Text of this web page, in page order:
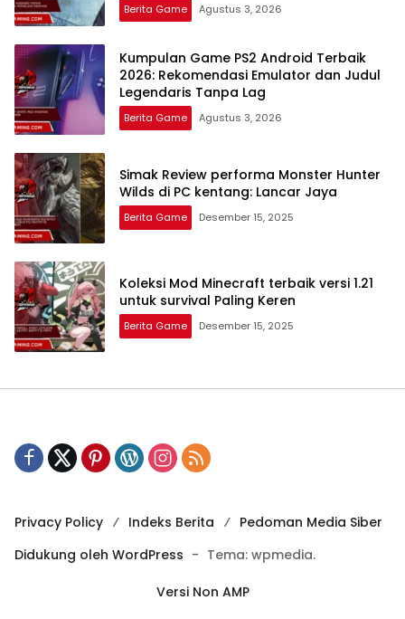
Berita Game Agustus 3, 2026
Kumpulan Game PS2 Android Terbaik
2026: Rekomendasi Emulator dan Judul
Legendaris Tanpa Lag
Berita Game Agustus 3, 2026
Simak Review performa Monster Hunter
Wilds di PC kentang: Lancar Jaya
Berita Game Desember 15, 2025
Koleksi Mod Minecraft terbaik versi 1.21
untuk survival Paling Keren
Berita Game Desember 15, 2025
Privacy Policy Indeks Berita
Pedoman Media Siber
Didukung oleh WordPress - Tema: wpmedia.
Versi Non AMP